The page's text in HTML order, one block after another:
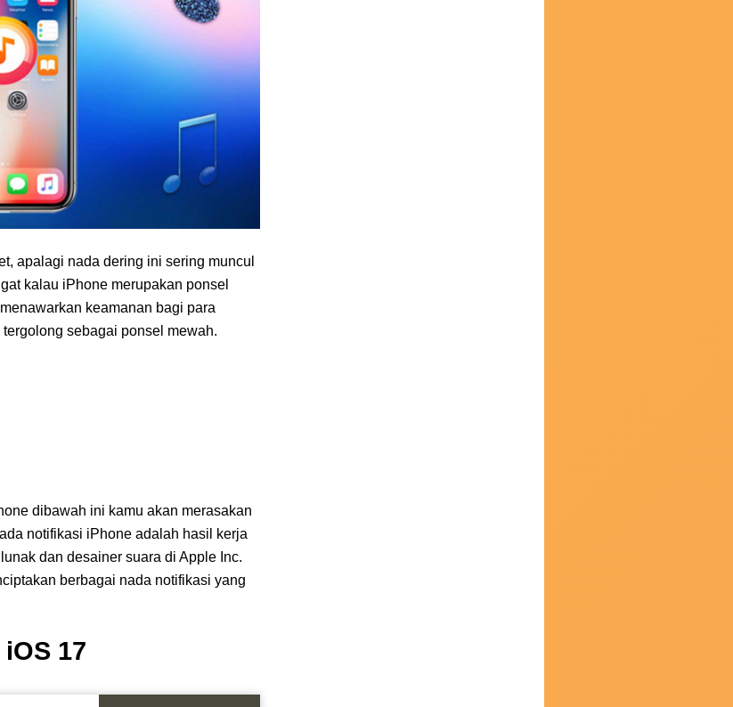
apalagi nada dering ini sering muncul
kalau iPhone merupakan ponsel
keamanan bagi para
sebagai ponsel mewah.
dibawah ini kamu akan merasakan
notifikasi iPhone adalah hasil kerja
dan desainer suara di Apple Inc.
berbagai nada notifikasi yang
17